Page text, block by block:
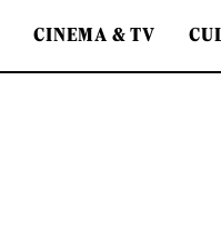
CINEMA & TV